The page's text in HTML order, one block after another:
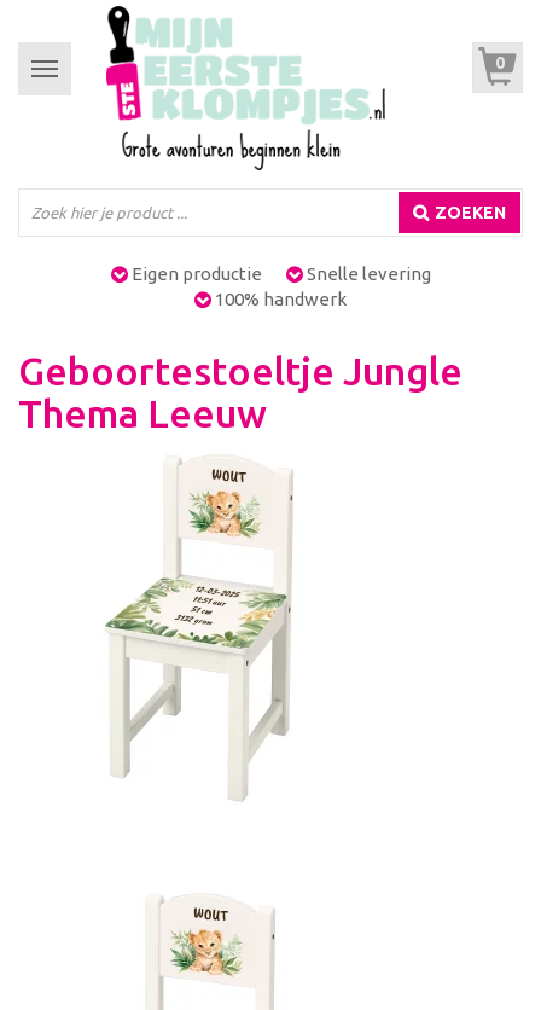
Toggle
navigation
0
ZOEKEN
Eigen productie
Snelle levering
100% handwerk
Geboortestoeltje Jungle
Thema Leeuw